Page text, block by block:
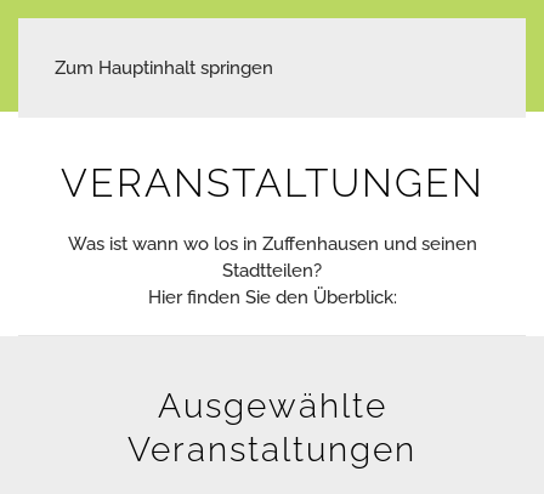
Zum Hauptinhalt springen
VERANSTALTUNGEN
Was ist wann wo los in Zuffenhausen und seinen
Stadtteilen?
Hier finden Sie den Überblick:
Ausgewählte
Veranstaltungen